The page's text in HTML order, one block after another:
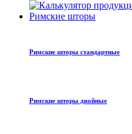
Римские шторы
Римские шторы стандартные
Римские шторы двойные